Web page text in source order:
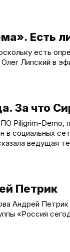
Есть
есть
Липский в
За что
Piligrim-Demo,
в социальных
ведущая
Петрик
Андрей
«Россия